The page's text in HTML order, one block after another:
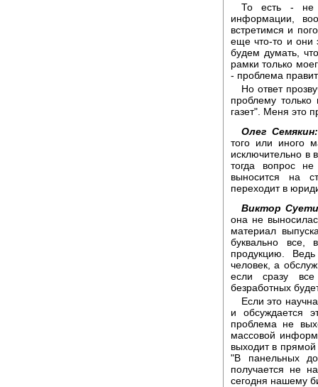
То есть - не
информации,
встретимся и
еще что-то и они
будем думать,
рамки только
- проблема
Но ответ
проблему
газет". Меня это
Олег Семякин:
того или иного
исключительно в
тогда вопрос
выносится на
переходит в
Виктор
она не
материал
буквально все,
продукцию.
человек, а
если сразу
безработных
Если это
и обсуждается
проблема не
массовой
выходит в
"В панельных
получается не
сегодня нашему